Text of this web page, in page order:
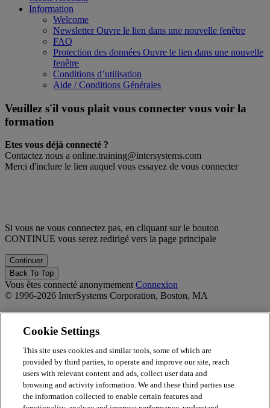
Information
Welcome
NewsletterOuvre le lien dans une nouvelle fenêtre
FAQ
Protection des données Ouvre le lien dans une nouvelle
fenêtre
Conditions d’utilisation
Aide / Conditions Générales
Veuillez s'il vous plait vous connecter vous voir la
formation
Etes vous déjà connecté ?
Contactez nous a online.training@intersystems.com
Merci d'inclure le lien auquel vous essayez de vous connecter
Si vous ne vous connectez pas, en cliquant sur le bouton
CONTINUE vous serez redirigé vers la page principale
Back To Top
Vous êtes connecté anonymement Connexion
© 1996-2026 InterSystems Corporation, Boston, MA
Privacy Statement
Terms of Service
Accessibility
Guarantee
Totara
Report Issue
Cookie Settings
This site uses cookies and similar tools, some of which are
provided by third parties, to operate and improve our site, reach
users with relevant content and ads, collect user data and
browsing and activity information. We and these third parties use
the information collected to enable certain features and